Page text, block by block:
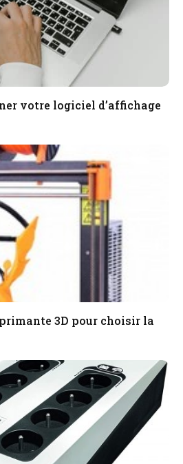
votre logiciel d’affichage
3D pour choisir la